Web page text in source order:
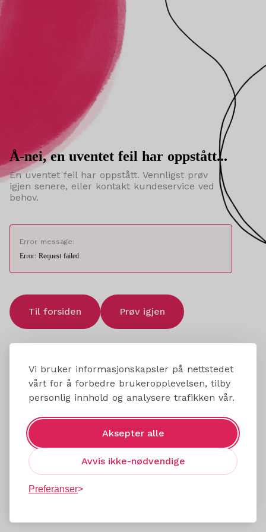
Vi bruker informasjonskapsler på nettstedet
vårt for å forbedre brukeropplevelsen, tilby
personlig innhold og analysere trafikken vår.
Aksepter alle
Avvis ikke-nødvendige
Preferanser
Å-nei, en uventet feil har oppstått...
En uventet feil har oppstått. Vennligst prøv
igjen senere, eller kontakt kundeservice ved
behov.
Error message:
Error: Request failed
Til forsiden Prøv igjen